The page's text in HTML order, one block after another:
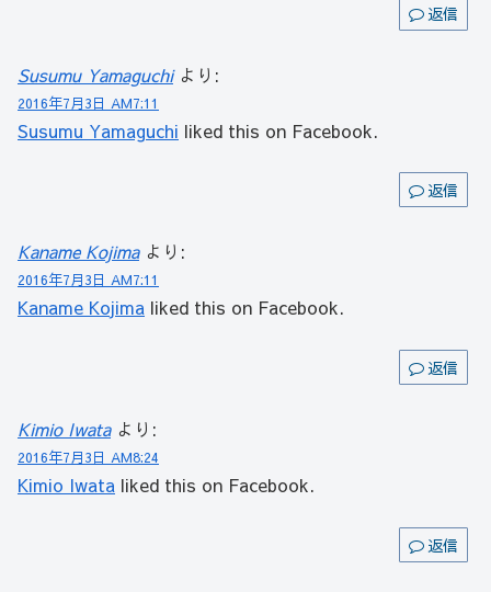
返信
Susumu Yamaguchi より:
2016年7月3日 AM7:11
Susumu Yamaguchi liked this on Facebook.
返信
Kaname Kojima より:
2016年7月3日 AM7:11
Kaname Kojima liked this on Facebook.
返信
Kimio Iwata より:
2016年7月3日 AM8:24
Kimio Iwata liked this on Facebook.
返信